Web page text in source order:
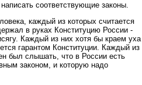
соответствующие законы.
каждый из которых считается
в руках Конституцию России -
Каждый из них хотя бы краем уха
гарантом Конституции. Каждый из
был слышать, что в России есть
законом, и которую надо